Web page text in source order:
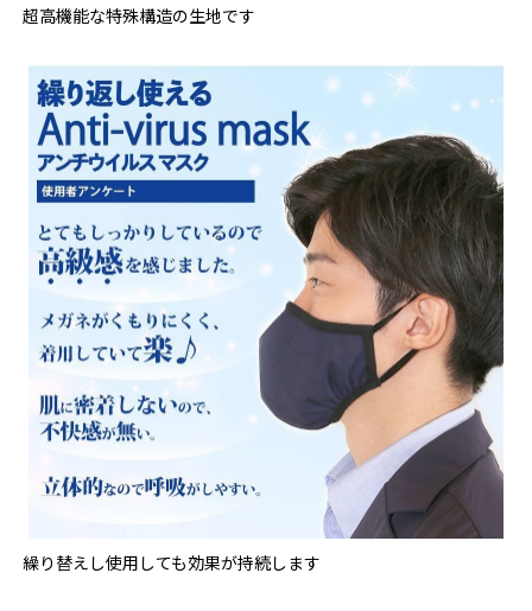
超高機能な特殊構造の生地です
繰り替えし使用しても効果が持続します